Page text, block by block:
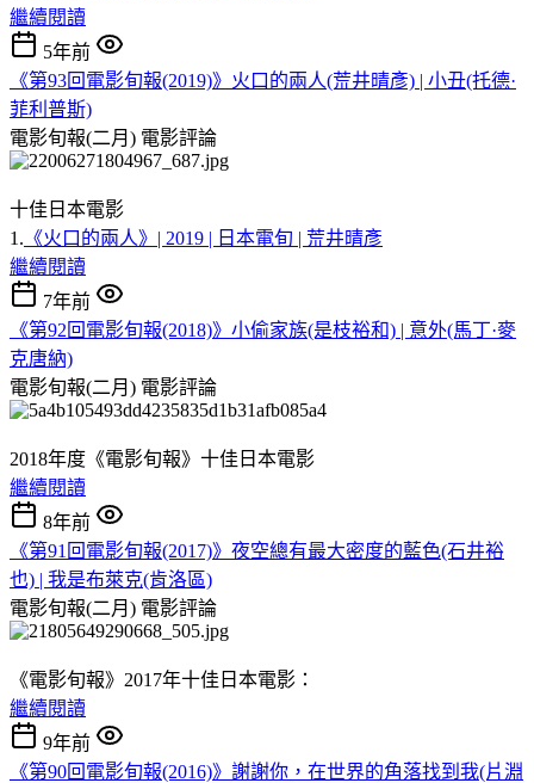
繼續閱讀
5年前
《第93回電影旬報(2019)》火口的兩人(荒井晴彥) | 小丑(托德·
菲利普斯)
電影旬報(二月) 電影評論
十佳日本電影
1. 《火口的兩人》| 2019 | 日本電旬 | 荒井晴彥
繼續閱讀
7年前
《第92回電影旬報(2018)》小偷家族(是枝裕和) | 意外(馬丁·麥
克唐納)
電影旬報(二月) 電影評論
2018年度《電影旬報》十佳日本電影
繼續閱讀
8年前
《第91回電影旬報(2017)》夜空總有最大密度的藍色(石井裕
也) | 我是布萊克(肯洛區)
電影旬報(二月) 電影評論
《電影旬報》2017年十佳日本電影：
繼續閱讀
9年前
《第90回電影旬報(2016)》謝謝你，在世界的角落找到我(片淵